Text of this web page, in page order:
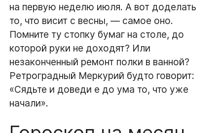
на первую неделю июля. А вот доделать
то, что висит с весны, — самое оно.
Помните ту стопку бумаг на столе, до
которой руки не доходят? Или
незаконченный ремонт полки в ванной?
Ретроградный Меркурий будто говорит:
«Сядьте и доведи е до ума то, что уже
начали».